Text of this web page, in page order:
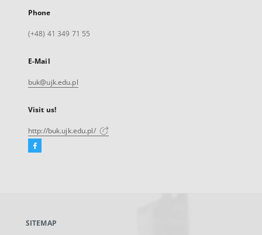
Phone
(+48) 41 349 71 55
E-Mail
buk@ujk.edu.pl
Visit us!
http://buk.ujk.edu.pl/
Facebook
new
SITEMAP